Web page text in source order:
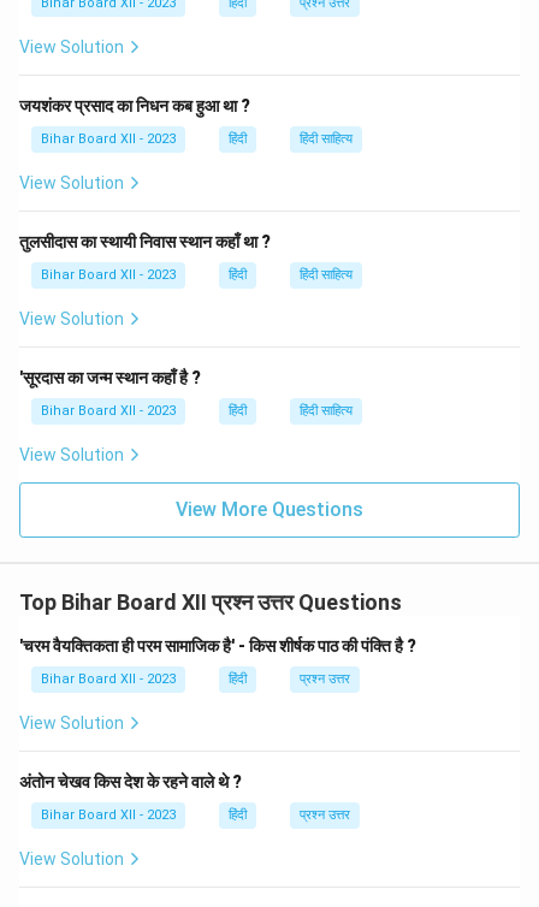
रूप से सामाजिक क्रांति और साम्यवादी विचारधारा के विकास में
प्रभावशाली रहा है।
Download Solution in PDF
View Solution
जयशंकर प्रसाद का निधन कब हुआ था ?
Bihar Board XII - 2023 हिंदी हिंदी साहित्य
View Solution
तुलसीदास का स्थायी निवास स्थान कहाँ था ?
Bihar Board XII - 2023 हिंदी हिंदी साहित्य
View Solution
'सूरदास का जन्म स्थान कहाँ है ?
Bihar Board XII - 2023 हिंदी हिंदी साहित्य
View Solution
View More Questions
Top Bihar Board XII प्रश्न उत्तर Questions
'चरम वैयक्तिकता ही परम सामाजिक है' - किस शीर्षक पाठ की पंक्ति है ?
Bihar Board XII - 2023 हिंदी प्रश्न उत्तर
View Solution
अंतोन चेखव किस देश के रहने वाले थे ?
Bihar Board XII - 2023 हिंदी प्रश्न उत्तर
View Solution